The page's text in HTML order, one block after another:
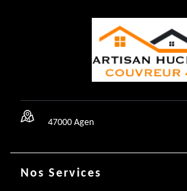
47000 Agen
Nos Services